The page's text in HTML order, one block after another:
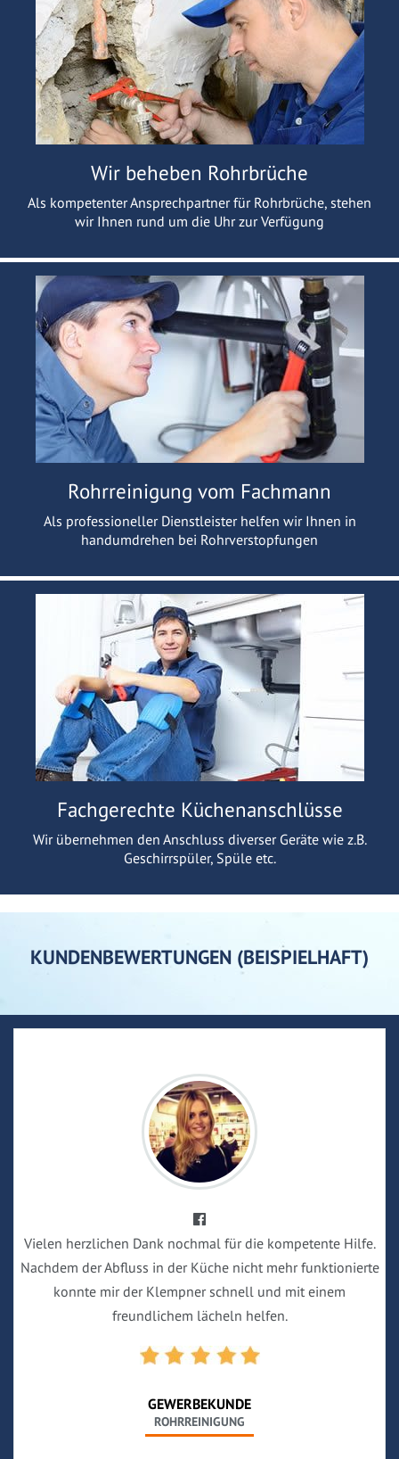
Wir beheben Rohrbrüche
Als kompetenter Ansprechpartner für Rohrbrüche, stehen
wir Ihnen rund um die Uhr zur Verfügung
Rohrreinigung vom Fachmann
Als professioneller Dienstleister helfen wir Ihnen in
handumdrehen bei Rohrverstopfungen
Fachgerechte Küchenanschlüsse
Wir übernehmen den Anschluss diverser Geräte wie z.B.
Geschirrspüler, Spüle etc.
KUNDENBEWERTUNGEN (BEISPIELHAFT)
Vielen herzlichen Dank nochmal für die kompetente Hilfe.
Nachdem der Abfluss in der Küche nicht mehr funktionierte
konnte mir der Klempner schnell und mit einem
freundlichem lächeln helfen.
GEWERBEKUNDE
ROHRREINIGUNG